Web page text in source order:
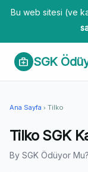
Bu web sitesi (ve
medical_services SGK
Ana Sayfa chevron_right Tilko
Tilko SGK
By SGK Ödüyor